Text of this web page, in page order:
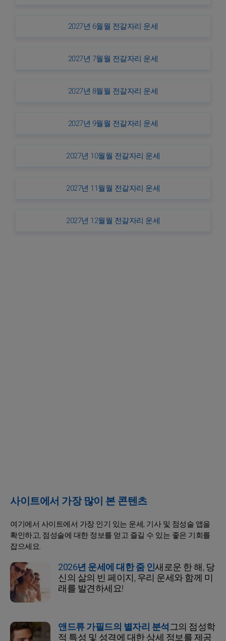
2027년 6월월 전갈자리 운세
2027년 7월월 전갈자리 운세
2027년 8월월 전갈자리 운세
2027년 9월월 전갈자리 운세
2027년 10월월 전갈자리 운세
2027년 11월월 전갈자리 운세
2027년 12월월 전갈자리 운세
사이트에서 가장 많이 본 콘텐츠
여기에서 사이트에서 가장 인기 있는 운세, 기사 및 점성술 앱을
확인하고, 점성술에 대한 정보를 얻고 즐길 수 있는 좋은 기회를
잡으세요.
2026년 운세에 대한 줌 인새로운 한 해, 당
신의 삶의 빈 페이지, 우리 운세와 함께 미
래를 발견하세요!
앤드류 가필드의 별자리 분석그의 점성학
적 특성 및 성격에 대한 상세 정보를 제공